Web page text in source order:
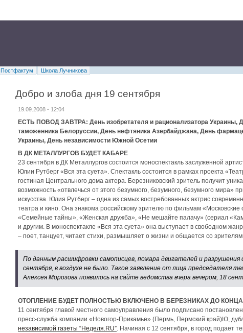
Постфактум
Школа Лучникова
Добро и злоба дня 19 сентября
19.09.2008 - 12:04
ЕСТЬ ПОВОД ЗАВТРА: День изобретателя и рационализатора Украины,
таможенника Белоруссии, День нефтяника Азербайджана, День
Украины, День независимости Южной Осетии
В ДК МЕТАЛЛУРГОВ БУДЕТ КАБАРЕ
23 сентября в ДК Металлургов состоится моноспектакль заслуженной
Юлии Рутберг «Вся эта суета». Спектакль состоится в рамках проекта
гостиная Центрального дома актера. Березниковский зритель получит
возможность «отвлечься от этого безумного, безумного, безумного мира»
искусства. Юлия Рутберг – одна из самых востребованных актрис
театра и кино. Она знакома российскому зрителю по фильмам «Московские
«Семейные тайны», «Женская дружба», «Не мешайте палачу» (сериал
и другим. В моноспектакле «Вся эта суета» она выступает в свободном
– поет, танцует, читает стихи, размышляет о жизни и общается со
По данным расшифровки самописцев, пожара двигателей и
сентября, в воздухе не было. Такое заявление от лица председателя
Алексея Морозова появилось на сайте ведомства вчера вечером, 18
ОТОПЛЕНИЕ БУДЕТ ПОЛНОСТЬЮ ВКЛЮЧЕНО В БЕРЕЗНИКАХ ДО
11 сентября главой местного самоуправления было подписано
пресс-служба компании «Новогор-Прикамье» (Пермь, Пермский край)Ю,
независимой газеты “Неделя.RU”. Начиная с 12 сентября, в город подает